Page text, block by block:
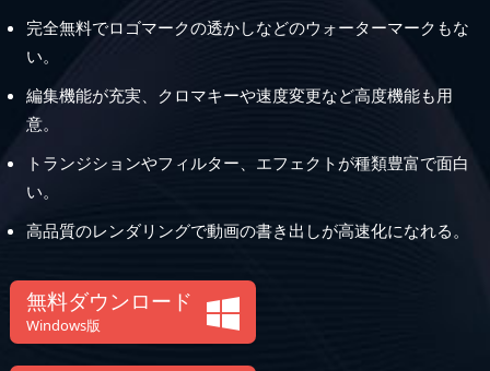
完全無料でロゴマークの透かしなどのウォーターマークもな
い。
編集機能が充実、クロマキーや速度変更など高度機能も用
意。
トランジションやフィルター、エフェクトが種類豊富で面白
い。
高品質のレンダリングで動画の書き出しが高速化になれる。
無料ダウンロード
Windows版